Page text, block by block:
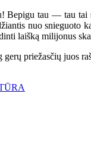
tau — tau tai
nuo snieguoto
laišką milijonus
priežasčių juos